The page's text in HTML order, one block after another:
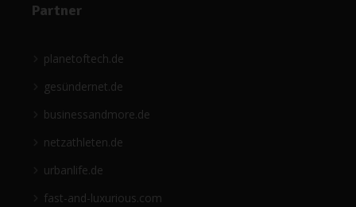
Partner
planetoftech.de
gesündernet.de
businessandmore.de
netzathleten.de
urbanlife.de
fast-and-luxurious.com